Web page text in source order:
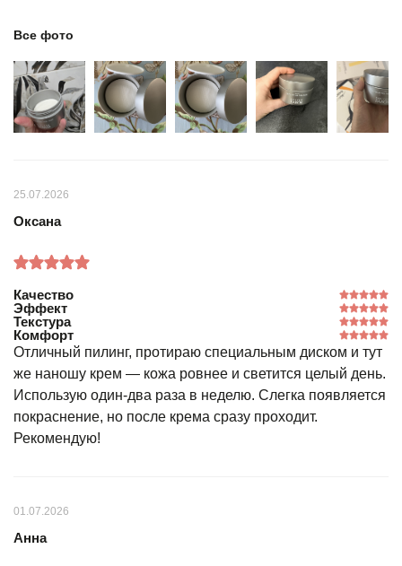
Все фото
25.07.2026
Оксана
Качество
Эффект
Текстура
Комфорт
Отличный пилинг, протираю специальным диском и тут
же наношу крем — кожа ровнее и светится целый день.
Использую один-два раза в неделю. Слегка появляется
покраснение, но после крема сразу проходит.
Рекомендую!
01.07.2026
Анна